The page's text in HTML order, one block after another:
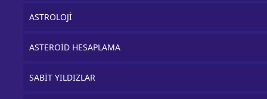
ASTROLOJİ
ASTEROİD HESAPLAMA
SABİT YILDIZLAR